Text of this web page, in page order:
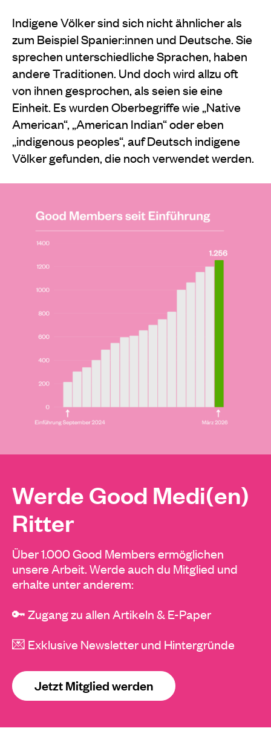
Indigene Völker sind sich nicht ähnlicher als
zum Beispiel Spanier:innen und Deutsche. Sie
sprechen unterschiedliche Sprachen, haben
andere Traditionen. Und doch wird allzu oft
von ihnen gesprochen, als seien sie eine
Einheit. Es wurden Oberbegriffe wie „Native
American“, „American Indian“ oder eben
„indigenous peoples“, auf Deutsch indigene
Völker gefunden, die noch verwendet werden.
Werde Good Medi(en)
Ritter
Über 1.000 Good Members ermöglichen
unsere Arbeit. Werde auch du Mitglied und
erhalte unter anderem:
🔑 Zugang zu allen Artikeln & E-Paper
💌 Exklusive Newsletter und Hintergründe
Jetzt Mitglied werden